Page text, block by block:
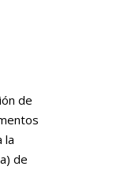
de
la
de